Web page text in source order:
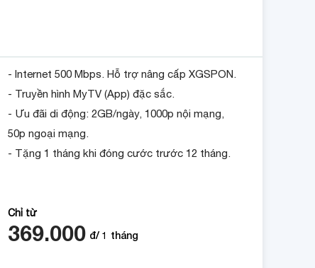
- Internet 500 Mbps. Hỗ trợ nâng cấp XGSPON.
- Truyền hình MyTV (App) đặc sắc.
- Ưu đãi di động: 2GB/ngày, 1000p nội mạng,
50p ngoại mạng.
- Tặng 1 tháng khi đóng cước trước 12 tháng.
Chỉ từ
369.000 đ/1 tháng